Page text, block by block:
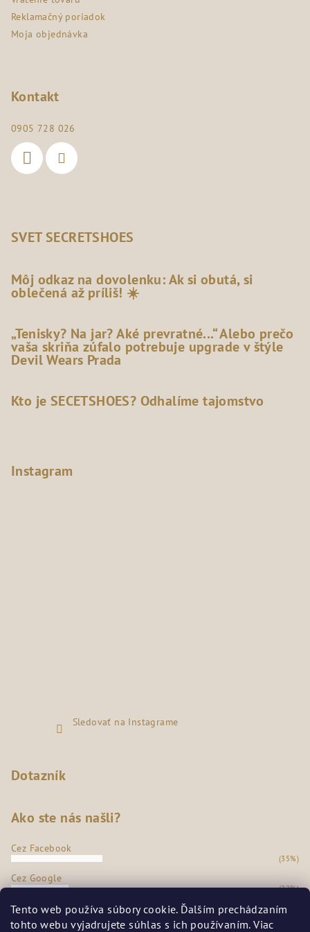
Tento web používa súbory cookie. Ďalším prechádzaním
tohto webu vyjadrujete súhlas s ich používaním. Viac
Reklamačný poriadok
Moja objednávka
Kontakt
0905 728 026
SVET SECRETSHOES
Môj odkaz na dovolenku: Ak si obutá, si
oblečená až príliš! ☀️
„Tenisky? Na jar? Aké prevratné...“ Alebo prečo
vaša skriňa zúfalo potrebuje upgrade v štýle
Devil Wears Prada
Kto je SECETSHOES? Odhalíme tajomstvo
Instagram
Sledovať na Instagrame
Dotazník
Ako ste nás našli?
Cez Facebook
(35%)
Cez Google
(22%)
Z našej predajne